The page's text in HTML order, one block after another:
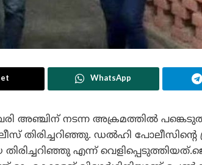
WhatsApp
നടന്ന അക്രമത്തിൽ
തിരിച്ചറിഞ്ഞു. ഡൽഹി പോലീസിന്റെ
എന്ന്